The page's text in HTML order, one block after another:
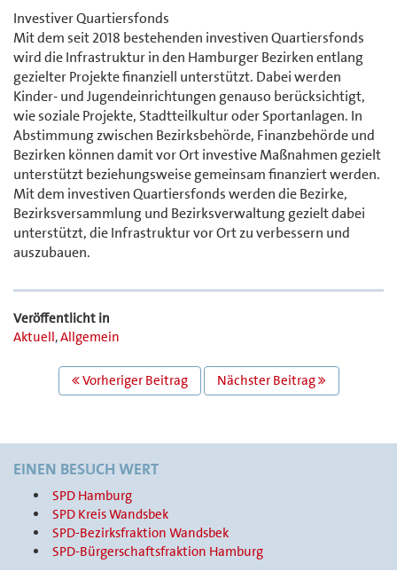
Investiver Quartiersfonds
Mit dem seit 2018 bestehenden investiven Quartiersfonds
wird die Infrastruktur in den Hamburger Bezirken entlang
gezielter Projekte finanziell unterstützt. Dabei werden
Kinder- und Jugendeinrichtungen genauso berücksichtigt,
wie soziale Projekte, Stadtteilkultur oder Sportanlagen. In
Abstimmung zwischen Bezirksbehörde, Finanzbehörde und
Bezirken können damit vor Ort investive Maßnahmen gezielt
unterstützt beziehungsweise gemeinsam finanziert werden.
Mit dem investiven Quartiersfonds werden die Bezirke,
Bezirksversammlung und Bezirksverwaltung gezielt dabei
unterstützt, die Infrastruktur vor Ort zu verbessern und
auszubauen.
Veröffentlicht in
Aktuell,Allgemein
BEITRAGS
NAVIGATION
Vorheriger Beitrag Nächster Beitrag
EINEN BESUCH WERT
SPD Hamburg
SPD Kreis Wandsbek
SPD-Bezirksfraktion Wandsbek
SPD-Bürgerschaftsfraktion Hamburg